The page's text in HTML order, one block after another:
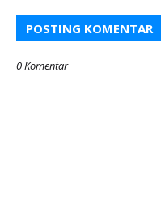
POSTING KOMENTAR
0 Komentar